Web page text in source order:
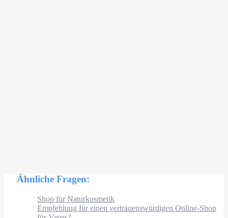
Ähnliche Fragen:
Shop für Naturkosmetik
Empfehlung für einen vertrauenswürdigen Online-Shop